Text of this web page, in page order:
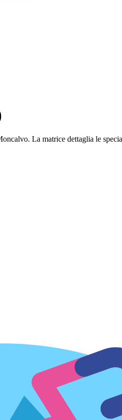
La matrice dettaglia le